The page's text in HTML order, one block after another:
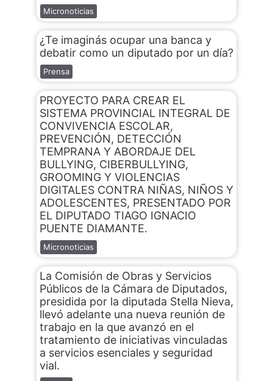
Micronoticias
¿Te imaginás ocupar una banca y
debatir como un diputado por un día?
Prensa
PROYECTO PARA CREAR EL
SISTEMA PROVINCIAL INTEGRAL DE
CONVIVENCIA ESCOLAR,
PREVENCIÓN, DETECCIÓN
TEMPRANA Y ABORDAJE DEL
BULLYING, CIBERBULLYING,
GROOMING Y VIOLENCIAS
DIGITALES CONTRA NIÑAS, NIÑOS Y
ADOLESCENTES, PRESENTADO POR
EL DIPUTADO TIAGO IGNACIO
PUENTE DIAMANTE.
Micronoticias
La Comisión de Obras y Servicios
Públicos de la Cámara de Diputados,
presidida por la diputada Stella Nieva,
llevó adelante una nueva reunión de
trabajo en la que avanzó en el
tratamiento de iniciativas vinculadas
a servicios esenciales y seguridad
vial.